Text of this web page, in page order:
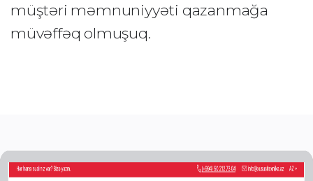
müştəri məmnuniyyəti qazanmağa
müvəffəq olmuşuq.